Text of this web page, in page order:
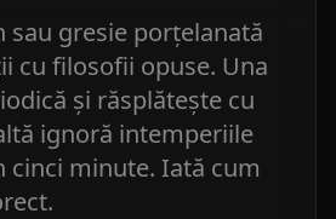
sau gresie porțelanată
cu filosofii opuse. Una
și răsplătește cu
ignoră intemperiile
cinci minute. Iată cum